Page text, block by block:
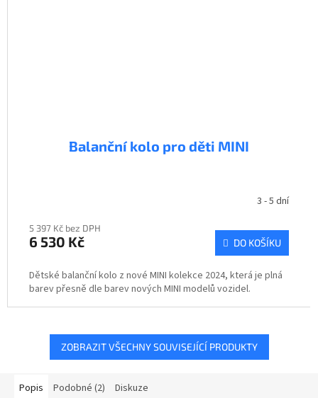
Balanční kolo pro děti MINI
3 - 5 dní
5 397 Kč bez DPH
6 530 Kč DO KOŠÍKU
Dětské balanční kolo z nové MINI kolekce 2024, která je plná
barev přesně dle barev nových MINI modelů vozidel.
ZOBRAZIT VŠECHNY SOUVISEJÍCÍ PRODUKTY
Popis Podobné (2) Diskuze